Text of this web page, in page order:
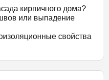
кирпичного дома?
или выпадение
свойства